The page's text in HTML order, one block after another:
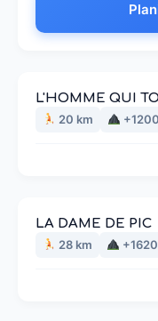
L'HOMME QUI
20 km
LA DAME DE PIC
28 km